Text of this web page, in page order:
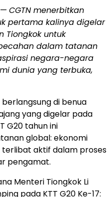
CGTN menerbitkan
pertama kalinya digelar
Tiongkok untuk
dalam tatanan
negara-negara
dunia yang terbuka,
di benua
yang digelar pada
G20 tahun ini
global: ekonomi
aktif dalam proses
pengamat.
Menteri Tiongkok Li
pada KTT G20 Ke-17: